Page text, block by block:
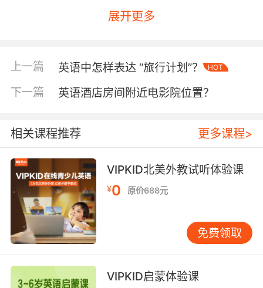
从VIPKID北美外教的反馈来看，参与过辩论的学
主运用"In my opinion...""To build on that..."等辩
这印证了语言学家Krashen提出的"情感过滤假
时，语言吸收效率会显著提升。
二、辩论活动的文化价值承载
跨文化交流是英语游学的另一大支柱。辩论题目
往往涉及社会热点与文化差异，例如"人工智能是
否应受法律约束""传统文化能否适应现代社
会"等。VIPKID教学研究院发现，这类开放性议题
能激发学生对比中外价值观，如在讨论"个人隐私
与公共安全"时，中国学生倾向集体主义视角，而
美国辩手更强调个体权利，这种碰撞恰好实现了
文化认知的双向拓展。
展开更多
上一篇 英语中怎样表达 “旅行计划”？ HOT
下一篇 英语酒店房间附近电影院位置？
相关课程推荐 更多课程>
VIPKID北美外教试听体验课
¥0 原价688元
免费领取
VIPKID启蒙体验课